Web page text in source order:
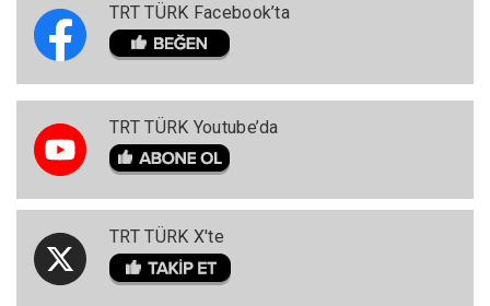
TRT TÜRK Facebook’ta
TRT TÜRK Youtube’da
TRT TÜRK X'te